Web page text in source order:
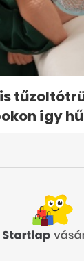
így